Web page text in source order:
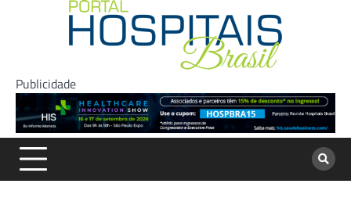
Publicidade